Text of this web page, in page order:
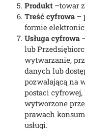
Produkt –towar
Treść cyfrowa–
formie
Usługa cyfrowa
lub
wytwarzanie,
danych lub
pozwalającą na
postaci cyfrowej,
wytworzone
prawach
usługi.